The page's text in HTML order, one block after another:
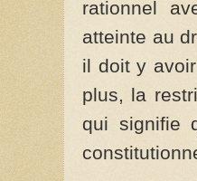
rationnel
atteinte au
il doit y
plus, la
qui signifie